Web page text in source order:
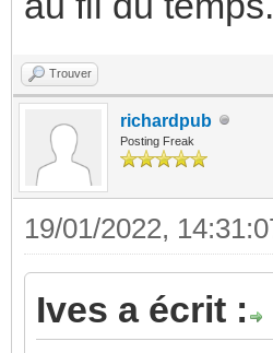
Trouver
richardpub
Posting Freak
19/01/2022,
Ives a écrit :